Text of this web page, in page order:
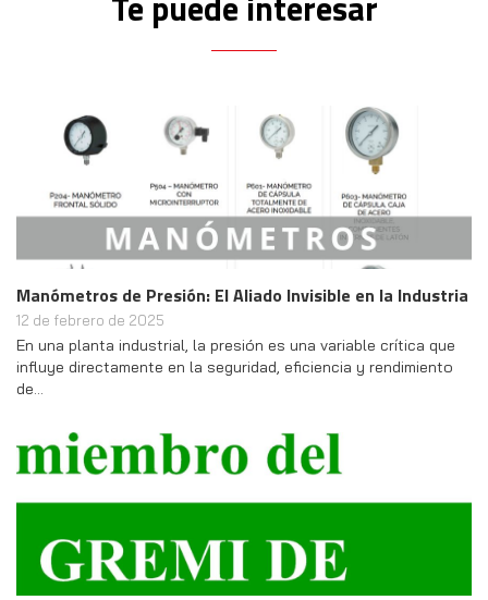
Manómetros de Presión: El Aliado Invisible en la Industria
12 de febrero de 2025
En una planta industrial, la presión es una variable crítica que
influye directamente en la seguridad, eficiencia y rendimiento
de…